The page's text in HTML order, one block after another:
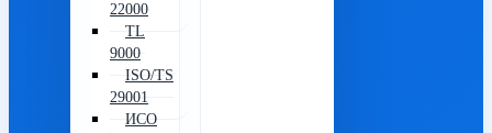
22000
TL
9000
ISO/TS
29001
ИСО